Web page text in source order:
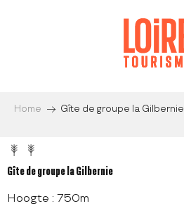
Home Gîte de groupe la Gilbernie
Gîte de groupe la Gilbernie
Hoogte : 750m